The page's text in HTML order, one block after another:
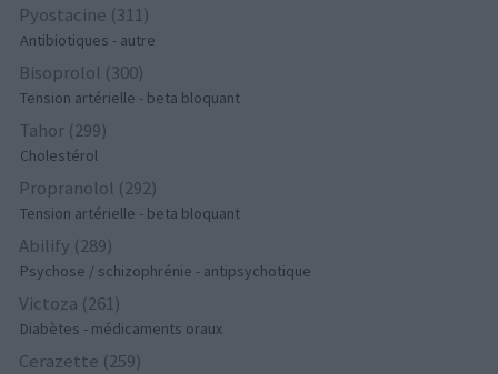
Pyostacine (311)
Antibiotiques - autre
Bisoprolol (300)
Tension artérielle - beta bloquant
Tahor (299)
Cholestérol
Propranolol (292)
Tension artérielle - beta bloquant
Abilify (289)
Psychose / schizophrénie - antipsychotique
Victoza (261)
Diabètes - médicaments oraux
Cerazette (259)